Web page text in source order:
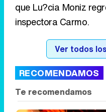
que Lu?cia Moniz
inspectora Carmo.
Ver todos
RECOMENDAMOS